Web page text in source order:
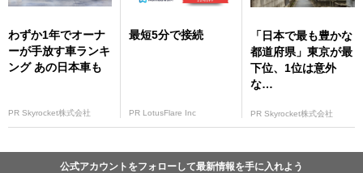
わずか1年でオーナ
ーが手放す車ランキ
ング あの日本車も
PR Skyrocket株式会社
最短5分で接続
PR LotusFlare Inc
「日本で最も豊かな
都道府県」東京が最
下位、1位は意外
な…
PR Skyrocket株式会社
公式アカウントをフォローして最新情報を手に入れよう